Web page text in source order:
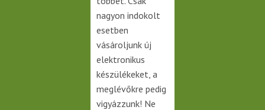
nagyon indokolt
esetben
vásároljunk új
elektronikus
készülékeket, a
meglévőkre pedig
vigyázzunk! Ne